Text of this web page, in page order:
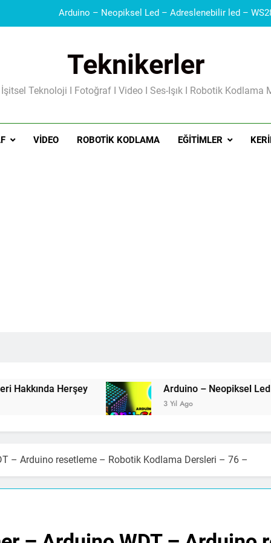
Güç Kaynakları I Şarj Aleti I Besleme
Teknikerler
Teknoloji I Fotoğraf I Video I Ses-Işık I Robotik Kodlama
VIDEO ROBOTIK KODLAMA EĞITIMLER
3 Yıl Ago
– Arduino resetleme – Robotik Kodlama Dersleri – 76 –